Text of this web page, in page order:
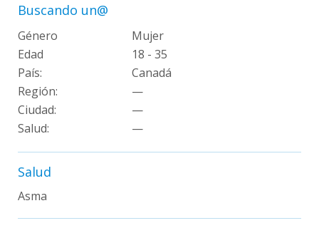
Buscando un@
Género
Mujer
Edad
18 - 35
País:
Canadá
Región:
—
Ciudad:
—
Salud:
—
Salud
Asma